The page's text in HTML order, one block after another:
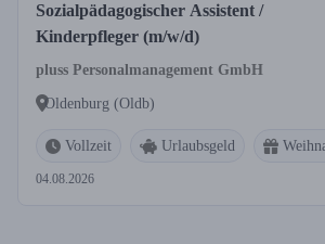
Sozialpädagogischer Assistent /
Kinderpfleger (m/w/d)
pluss Personalmanagement GmbH
Oldenburg (Oldb)
Vollzeit Urlaubsgeld
04.08.2026